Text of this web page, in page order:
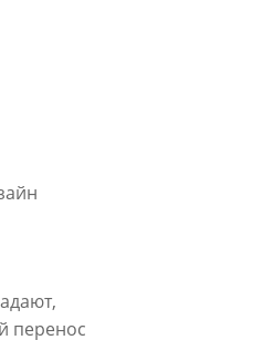
перенос